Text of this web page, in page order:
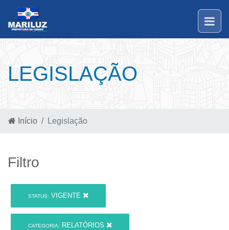
LEGISLAÇÃO
Início Legislação
Filtro
STATUS: VIGENTE
CATEGORIA: RELATÓRIOS